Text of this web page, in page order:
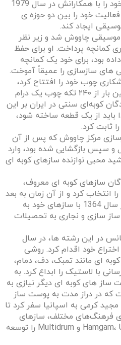
ریاضیات، اولین مغازه نجاری خود را با همکارانش در سال 1979
خود را بین دو حوزه ی
ایجاد کند.
معتبر موسیقی چاووش شد و زیر نظر
کمانچه پرداخت. او برای حفظ
بود، برای خود یک کمانچه
های سازسازی را عمیقاً آموخت.
تراشکاری چوب خود را افتتاح کرد،
جایی که یک سال بعد برای اولین بار از ۲۴۰ تکه چوب یک درام
کوبه‌ای سنتی در ایران بر این
از یک قطعه ساخته شود،
ثابت کرد.
سازسازی مرکز چاووش که پس از آن
و سپس بازگشایی شده بود، وارد
محبی نوازنده سازهای کوبه ای
سازهای کوبه ای معروف،
انتخاب کرد و از آن زمان به بعد
آن حرفه را ادامه داد. کرمی در سال 1364 با سازهای خود به
سازی و نجاری به تحصیلات
در این رشته ها، در سال
اختراع خود اقدام کرد. روشی
ای مانند تمبک، دف، دمام،
با لاستیک را ابداع کرد. به
های کوبه ای دیگر نیازی به
که در دراز مدت به پوست ساز
برساند . در سال 2003، مجید کرمی به اسپانیا سفر کرد تا
فرهنگ‌های مختلف، سازهای
خود مانند Hamgam، Uduwood، Cajatom و Multidrum را توسعه